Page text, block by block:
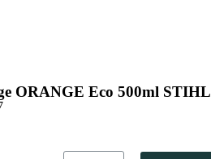
ORANGE Eco 500ml STIHL